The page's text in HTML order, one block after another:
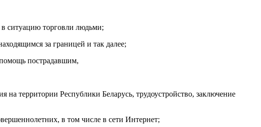
ситуацию торговли людьми;
за границей и так далее;
пострадавшим,
территории Республики Беларусь, трудоустройство, заключение
в том числе в сети Интернет;